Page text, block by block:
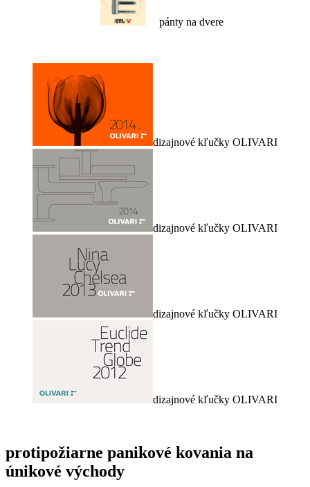
pánty na dvere
dizajnové kľučky OLIVARI
dizajnové kľučky OLIVARI
dizajnové kľučky OLIVARI
dizajnové kľučky OLIVARI
protipožiarne panikové kovania na
únikové východy